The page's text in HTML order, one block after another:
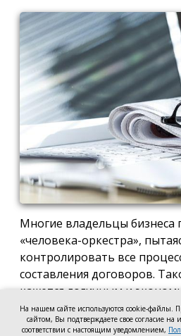
Многие владельцы
«человека-оркестра»,
контролировать все
составления договоров.
кажется логичным и
роста компании он
тормозом развития.
На нашем сайте используются cookie-файлы.
сайтом, Вы подтверждаете свое согласие на
соответствии с настоящим уведомлением,